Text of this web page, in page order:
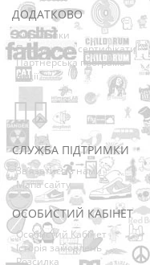
ДОДАТКОВО
Виробники
Подарункові сертифікати
Партнерська програма
Акції
СЛУЖБА ПІДТРИМКИ
Зв’язатися з нами
Мапа сайту
ОСОБИСТИЙ КАБІНЕТ
Особистий Кабінет
Історія замовлень
Розсилка